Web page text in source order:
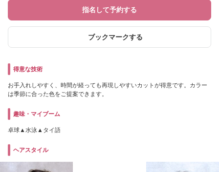
指名して予約する
ブックマークする
得意な技術
お手入れしやすく、時間が経っても再現しやすいカットが得意です。カラー
は季節に合った色をご提案できます。
趣味・マイブーム
卓球▲水泳▲タイ語
ヘアスタイル